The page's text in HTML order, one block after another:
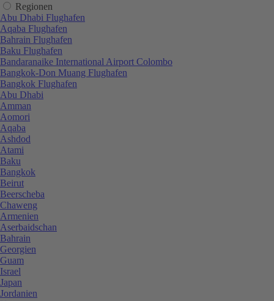
Regionen
Abu Dhabi Flughafen
Aqaba Flughafen
Bahrain Flughafen
Baku Flughafen
Bandaranaike International Airport Colombo
Bangkok-Don Muang Flughafen
Bangkok Flughafen
Abu Dhabi
Amman
Aomori
Aqaba
Ashdod
Atami
Baku
Bangkok
Beirut
Beerscheba
Chaweng
Armenien
Aserbaidschan
Bahrain
Georgien
Guam
Israel
Japan
Jordanien